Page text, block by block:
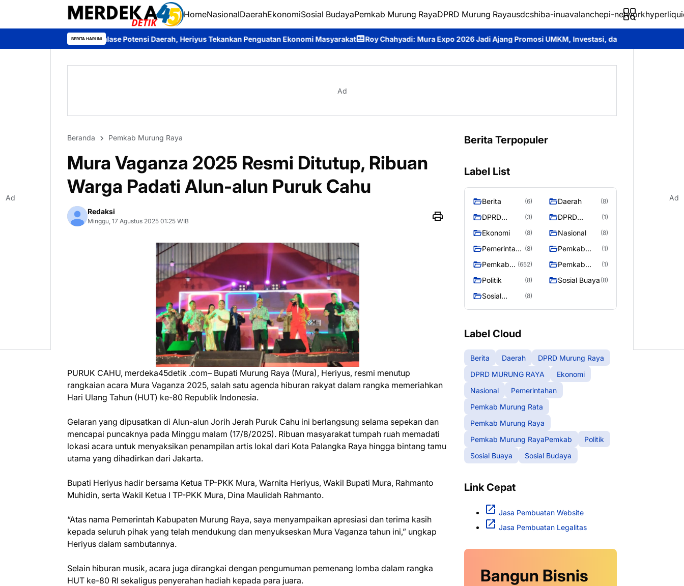
HomeNasionalDaerahEkonomiSosial BudayaPemkab Murung RayaDPRD Murung Rayausdcshiba-inuavalanchepi-network
BERITA HARI INI
Etalase Potensi Daerah, Heriyus Tekankan Penguatan Ekonomi Masyarakat Roy Chahyadi: Mura Expo 2026 Jadi Ajang Promosi UMKM, Investasi, dan Pelayanan Publik Bupati Heriyus Buka
Ad
Beranda Pemkab Murung Raya
Mura Vaganza 2025 Resmi Ditutup, Ribuan
Warga Padati Alun-alun Puruk Cahu
Redaksi
Minggu, 17 Agustus 2025 01:25 WIB
PURUK CAHU, merdeka45detik .com– Bupati Murung Raya (Mura), Heriyus, resmi menutup
rangkaian acara Mura Vaganza 2025, salah satu agenda hiburan rakyat dalam rangka memeriahkan
Hari Ulang Tahun (HUT) ke-80 Republik Indonesia.
Gelaran yang dipusatkan di Alun-alun Jorih Jerah Puruk Cahu ini berlangsung selama sepekan dan
mencapai puncaknya pada Minggu malam (17/8/2025). Ribuan masyarakat tumpah ruah memadati
lokasi acara untuk menyaksikan penampilan artis lokal dari Kota Palangka Raya hingga bintang tamu
utama yang dihadirkan dari Jakarta.
Bupati Heriyus hadir bersama Ketua TP-PKK Mura, Warnita Heriyus, Wakil Bupati Mura, Rahmanto
Muhidin, serta Wakil Ketua I TP-PKK Mura, Dina Maulidah Rahmanto.
“Atas nama Pemerintah Kabupaten Murung Raya, saya menyampaikan apresiasi dan terima kasih
kepada seluruh pihak yang telah mendukung dan menyukseskan Mura Vaganza tahun ini,” ungkap
Heriyus dalam sambutannya.
Selain hiburan musik, acara juga dirangkai dengan pengumuman pemenang lomba dalam rangka
HUT ke-80 RI sekaligus penyerahan hadiah kepada para juara.
Berita Terpopuler
Label List
Berita (6) Daerah (8)
DPRD
Raya
(3)
DPRD
RAYA
(1)
Ekonomi (8) Nasional (8)
Pemerintaha (8)
Pemkab
(1)
Pemkab
Raya
(652)
Pemkab
RayaPemka
(1)
Politik (8) Sosial Buaya (8)
Sosial
(8)
Label Cloud
Berita Daerah
DPRD Murung Raya
DPRD MURUNG RAYA
Ekonomi
Nasional
Pemerintahan
Pemkab Murung Rata
Pemkab Murung Raya
Pemkab Murung RayaPemkab
Politik
Sosial Buaya
Sosial Budaya
Link Cepat
Jasa Pembuatan Website
Jasa Pembuatan Legalitas
Bangun Bisnis
Ad Ad